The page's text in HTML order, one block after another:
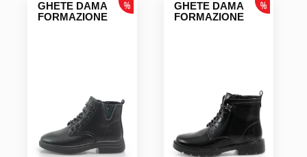
GHETE DAMA
FORMAZIONE
GHETE DAMA
FORMAZIONE